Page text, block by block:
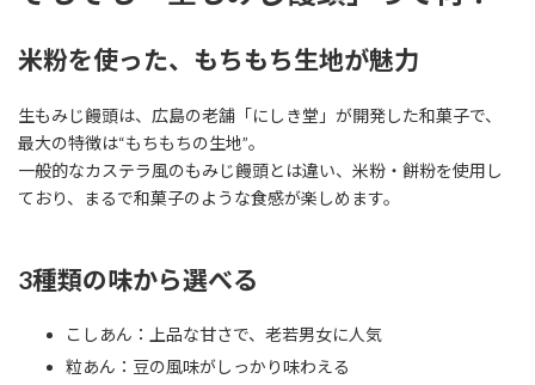
米粉を使った、もちもち生地が魅力
生もみじ饅頭は、広島の老舗「にしき堂」が開発した和菓子で、
最大の特徴は“もちもちの生地”。
一般的なカステラ風のもみじ饅頭とは違い、米粉・餅粉を使用し
ており、まるで和菓子のような食感が楽しめます。
3種類の味から選べる
こしあん：上品な甘さで、老若男女に人気
粒あん：豆の風味がしっかり味わえる